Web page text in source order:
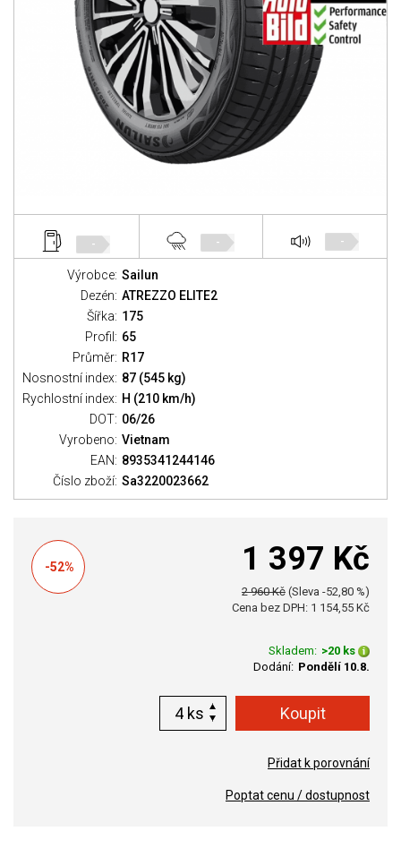
- - -
Výrobce: Sailun
Dezén: ATREZZO ELITE2
Šířka: 175
Profil: 65
Průměr: R17
Nosnostní index: 87 (545 kg)
Rychlostní index: H (210 km/h)
DOT: 06/26
Vyrobeno: Vietnam
EAN: 8935341244146
Číslo zboží: Sa3220023662
-52% 1 397 Kč
2 960 Kč (Sleva -52,80 %)
Cena bez DPH: 1 154,55 Kč
Skladem: >20 ks
Dodání: Pondělí 10.8.
ks
Přidat k porovnání
Poptat cenu / dostupnost